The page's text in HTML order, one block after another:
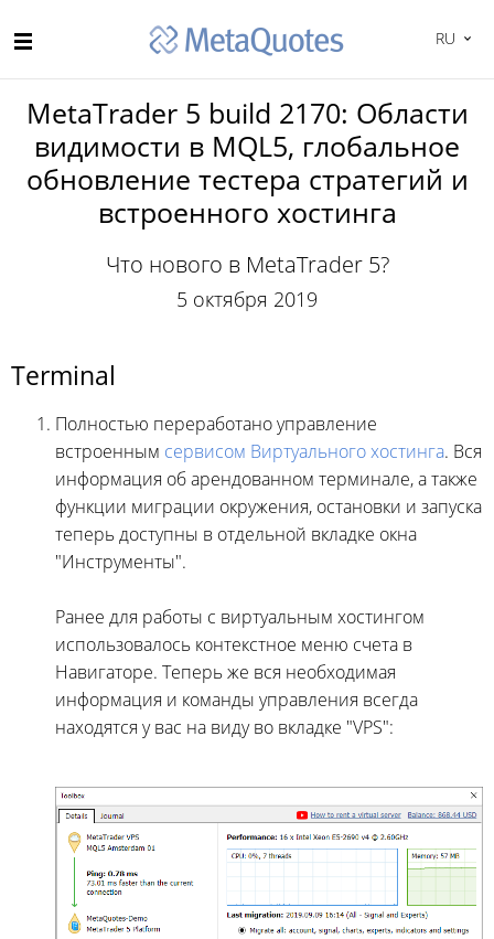
RU
MetaTrader 5 build 2170: Области
видимости в MQL5, глобальное
обновление тестера стратегий и
встроенного хостинга
Что нового в MetaTrader 5?
5 октября 2019
Terminal
Полностью переработано управление
встроенным сервисом Виртуального хостинга. Вся
информация об арендованном терминале, а также
функции миграции окружения, остановки и запуска
теперь доступны в отдельной вкладке окна
"Инструменты".
Ранее для работы с виртуальным хостингом
использовалось контекстное меню счета в
Навигаторе. Теперь же вся необходимая
информация и команды управления всегда
находятся у вас на виду во вкладке "VPS":